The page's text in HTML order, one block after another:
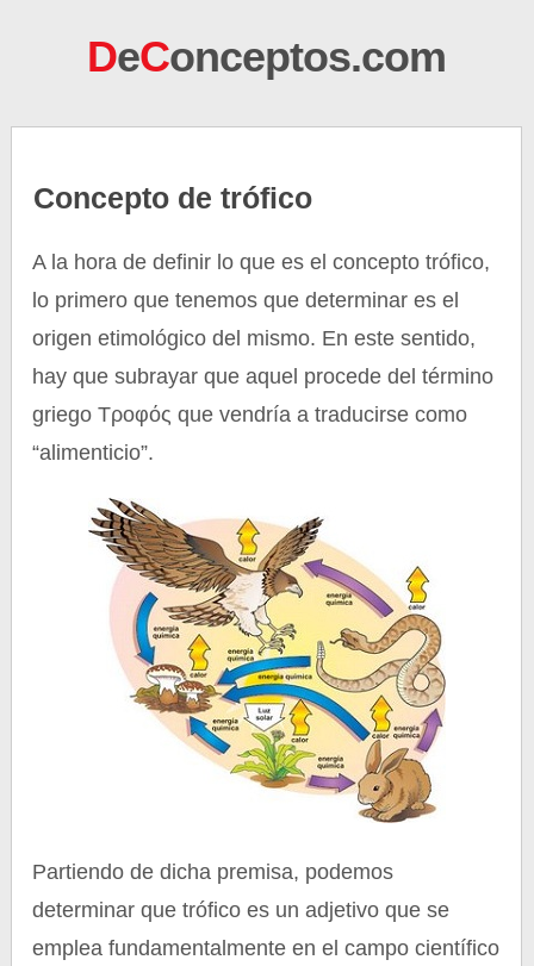
DeConceptos.com
Concepto de trófico
A la hora de definir lo que es el concepto trófico,
lo primero que tenemos que determinar es el
origen etimológico del mismo. En este sentido,
hay que subrayar que aquel procede del término
griego Τροφός que vendría a traducirse como
“alimenticio”.
Partiendo de dicha premisa, podemos
determinar que trófico es un adjetivo que se
emplea fundamentalmente en el campo científico